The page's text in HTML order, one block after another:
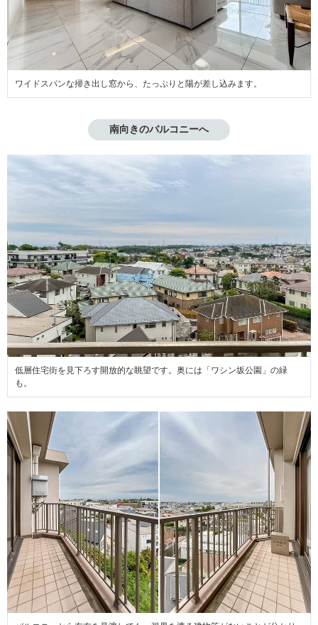
ワイドスパンな掃き出し窓から、たっぷりと陽が差し込みます。
南向きのバルコニーへ
低層住宅街を見下ろす開放的な眺望です。奥には「ワシン坂公園」の緑
も。